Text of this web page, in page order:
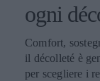
ogni
Comfort,
il décolleté è
per scegliere i